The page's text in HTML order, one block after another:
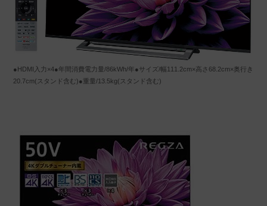
●HDMI入力×4●年間消費電力量/86kWh/年●サイズ/幅111.2cm×高さ68.2cm×奥行き
20.7cm(スタンド含む)●重量/13.5kg(スタンド含む)